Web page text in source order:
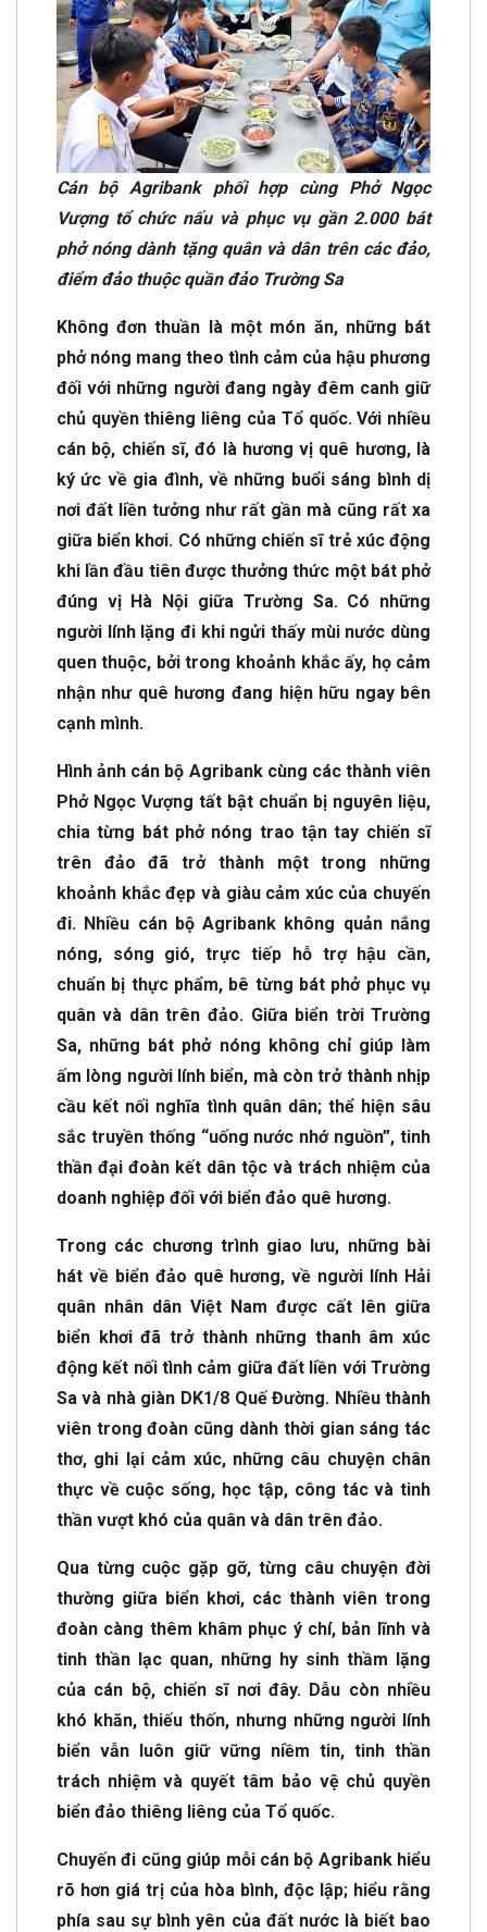
Cán bộ Agribank phối hợp cùng Phở Ngọc
Vượng tổ chức nấu và phục vụ gần 2.000 bát
phở nóng dành tặng quân và dân trên các đảo,
điểm đảo thuộc quần đảo Trường Sa
Không đơn thuần là một món ăn, những bát
phở nóng mang theo tình cảm của hậu phương
đối với những người đang ngày đêm canh giữ
chủ quyền thiêng liêng của Tổ quốc. Với nhiều
cán bộ, chiến sĩ, đó là hương vị quê hương, là
ký ức về gia đình, về những buổi sáng bình dị
nơi đất liền tưởng như rất gần mà cũng rất xa
giữa biển khơi. Có những chiến sĩ trẻ xúc động
khi lần đầu tiên được thưởng thức một bát phở
đúng vị Hà Nội giữa Trường Sa. Có những
người lính lặng đi khi ngửi thấy mùi nước dùng
quen thuộc, bởi trong khoảnh khắc ấy, họ cảm
nhận như quê hương đang hiện hữu ngay bên
cạnh mình.
Hình ảnh cán bộ Agribank cùng các thành viên
Phở Ngọc Vượng tất bật chuẩn bị nguyên liệu,
chia từng bát phở nóng trao tận tay chiến sĩ
trên đảo đã trở thành một trong những
khoảnh khắc đẹp và giàu cảm xúc của chuyến
đi. Nhiều cán bộ Agribank không quản nắng
nóng, sóng gió, trực tiếp hỗ trợ hậu cần,
chuẩn bị thực phẩm, bê từng bát phở phục vụ
quân và dân trên đảo. Giữa biển trời Trường
Sa, những bát phở nóng không chỉ giúp làm
ấm lòng người lính biển, mà còn trở thành nhịp
cầu kết nối nghĩa tình quân dân; thể hiện sâu
sắc truyền thống “uống nước nhớ nguồn”, tinh
thần đại đoàn kết dân tộc và trách nhiệm của
doanh nghiệp đối với biển đảo quê hương.
Trong các chương trình giao lưu, những bài
hát về biển đảo quê hương, về người lính Hải
quân nhân dân Việt Nam được cất lên giữa
biển khơi đã trở thành những thanh âm xúc
động kết nối tình cảm giữa đất liền với Trường
Sa và nhà giàn DK1/8 Quế Đường. Nhiều thành
viên trong đoàn cũng dành thời gian sáng tác
thơ, ghi lại cảm xúc, những câu chuyện chân
thực về cuộc sống, học tập, công tác và tinh
thần vượt khó của quân và dân trên đảo.
Qua từng cuộc gặp gỡ, từng câu chuyện đời
thường giữa biển khơi, các thành viên trong
đoàn càng thêm khâm phục ý chí, bản lĩnh và
tinh thần lạc quan, những hy sinh thầm lặng
của cán bộ, chiến sĩ nơi đây. Dẫu còn nhiều
khó khăn, thiếu thốn, nhưng những người lính
biển vẫn luôn giữ vững niềm tin, tinh thần
trách nhiệm và quyết tâm bảo vệ chủ quyền
biển đảo thiêng liêng của Tổ quốc.
Chuyến đi cũng giúp mỗi cán bộ Agribank hiểu
rõ hơn giá trị của hòa bình, độc lập; hiểu rằng
phía sau sự bình yên của đất nước là biết bao